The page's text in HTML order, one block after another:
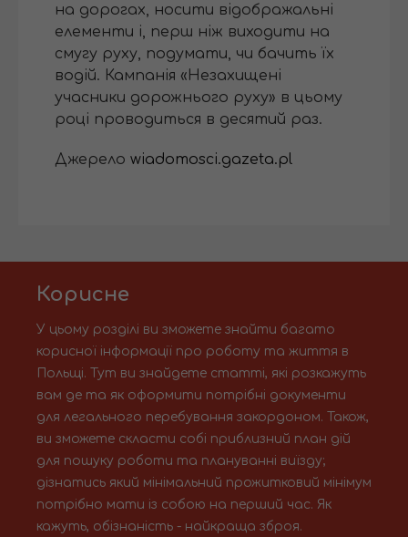
на дорогах, носити відображальні
елементи і, перш ніж виходити на
смугу руху, подумати, чи бачить їх
водій. Кампанія «Незахищені
учасники дорожнього руху» в цьому
році проводиться в десятий раз.
Джерело wiadomosci.gazeta.pl
Корисне
У цьому розділі ви зможете знайти багато
корисної інформації про роботу та життя в
Польщі. Тут ви знайдете статті, які розкажуть
вам де та як оформити потрібні документи
для легального перебування закордоном. Також,
ви зможете скласти собі приблизний план дій
для пошуку роботи та плануванні виїзду;
дізнатись який мінімальний прожитковий мінімум
потрібно мати із собою на перший час. Як
кажуть, обізнаність - найкраща зброя.